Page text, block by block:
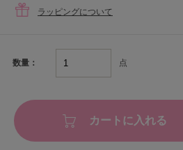
ラッピングについて
数量： 点
カートに入れる